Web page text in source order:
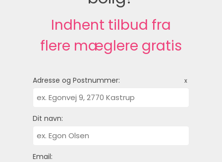
Indhent tilbud fra
flere mæglere gratis
Adresse og Postnummer: x
Dit navn:
Email: